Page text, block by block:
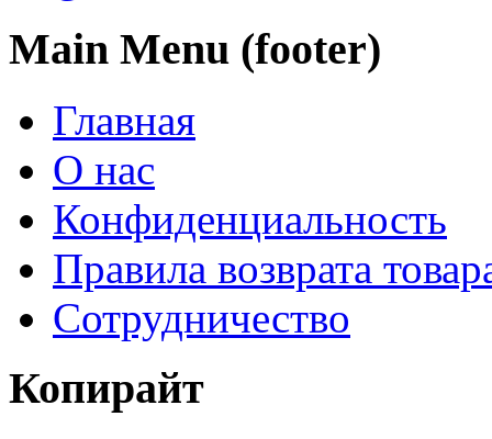
Main Menu (footer)
Главная
О нас
Конфиденциальность
Правила возврата
Сотрудничество
Копирайт